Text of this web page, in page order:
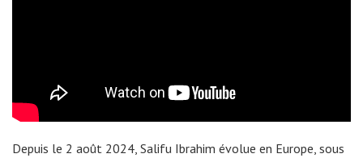
Depuis le 2 août 2024, Salifu Ibrahim évolue en Europe, sous